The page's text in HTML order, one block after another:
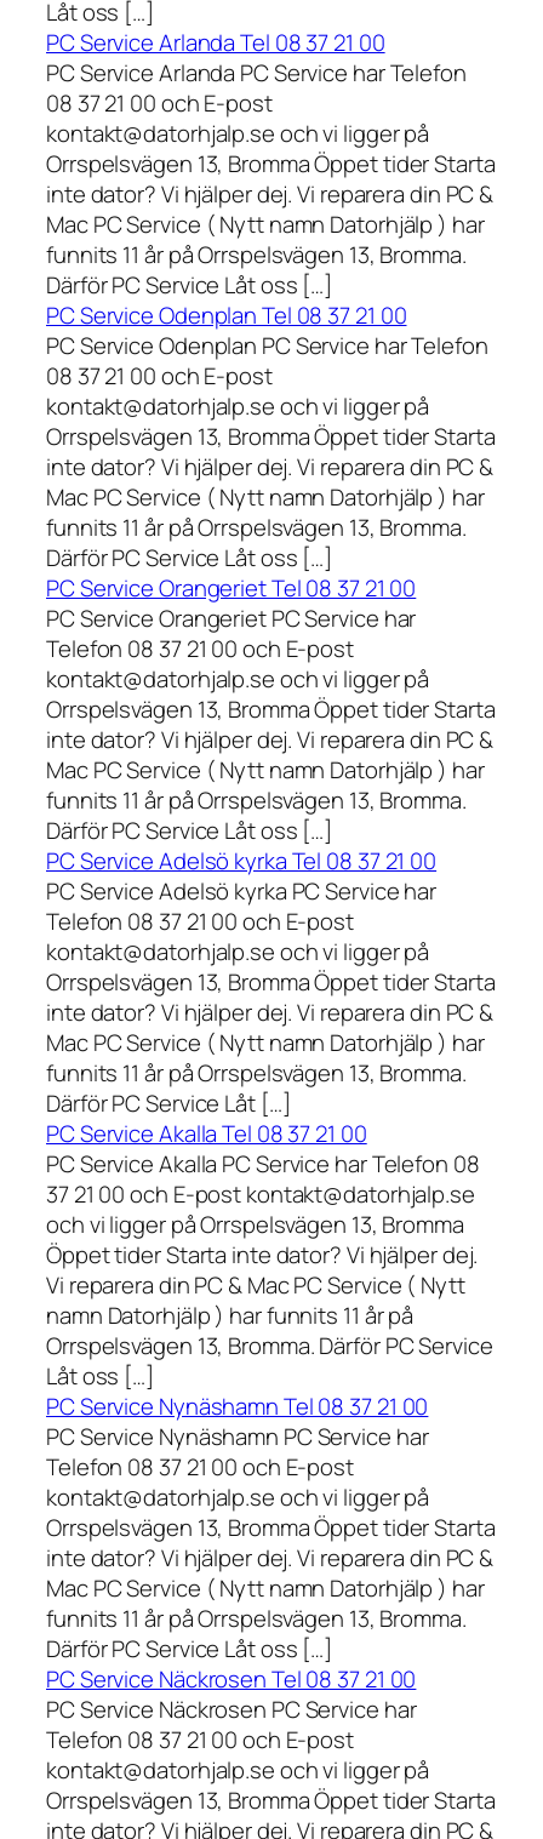
Låt oss […]
PC Service Arlanda Tel 08 37 21 00
PC Service Arlanda PC Service har Telefon
08 37 21 00 och E-post
kontakt@datorhjalp.se och vi ligger på
Orrspelsvägen 13, Bromma Öppet tider Starta
inte dator? Vi hjälper dej. Vi reparera din PC &
Mac PC Service ( Nytt namn Datorhjälp ) har
funnits 11 år på Orrspelsvägen 13, Bromma.
Därför PC Service Låt oss […]
PC Service Odenplan Tel 08 37 21 00
PC Service Odenplan PC Service har Telefon
08 37 21 00 och E-post
kontakt@datorhjalp.se och vi ligger på
Orrspelsvägen 13, Bromma Öppet tider Starta
inte dator? Vi hjälper dej. Vi reparera din PC &
Mac PC Service ( Nytt namn Datorhjälp ) har
funnits 11 år på Orrspelsvägen 13, Bromma.
Därför PC Service Låt oss […]
PC Service Orangeriet Tel 08 37 21 00
PC Service Orangeriet PC Service har
Telefon 08 37 21 00 och E-post
kontakt@datorhjalp.se och vi ligger på
Orrspelsvägen 13, Bromma Öppet tider Starta
inte dator? Vi hjälper dej. Vi reparera din PC &
Mac PC Service ( Nytt namn Datorhjälp ) har
funnits 11 år på Orrspelsvägen 13, Bromma.
Därför PC Service Låt oss […]
PC Service Adelsö kyrka Tel 08 37 21 00
PC Service Adelsö kyrka PC Service har
Telefon 08 37 21 00 och E-post
kontakt@datorhjalp.se och vi ligger på
Orrspelsvägen 13, Bromma Öppet tider Starta
inte dator? Vi hjälper dej. Vi reparera din PC &
Mac PC Service ( Nytt namn Datorhjälp ) har
funnits 11 år på Orrspelsvägen 13, Bromma.
Därför PC Service Låt […]
PC Service Akalla Tel 08 37 21 00
PC Service Akalla PC Service har Telefon 08
37 21 00 och E-post kontakt@datorhjalp.se
och vi ligger på Orrspelsvägen 13, Bromma
Öppet tider Starta inte dator? Vi hjälper dej.
Vi reparera din PC & Mac PC Service ( Nytt
namn Datorhjälp ) har funnits 11 år på
Orrspelsvägen 13, Bromma. Därför PC Service
Låt oss […]
PC Service Nynäshamn Tel 08 37 21 00
PC Service Nynäshamn PC Service har
Telefon 08 37 21 00 och E-post
kontakt@datorhjalp.se och vi ligger på
Orrspelsvägen 13, Bromma Öppet tider Starta
inte dator? Vi hjälper dej. Vi reparera din PC &
Mac PC Service ( Nytt namn Datorhjälp ) har
funnits 11 år på Orrspelsvägen 13, Bromma.
Därför PC Service Låt oss […]
PC Service Näckrosen Tel 08 37 21 00
PC Service Näckrosen PC Service har
Telefon 08 37 21 00 och E-post
kontakt@datorhjalp.se och vi ligger på
Orrspelsvägen 13, Bromma Öppet tider Starta
inte dator? Vi hjälper dej. Vi reparera din PC &